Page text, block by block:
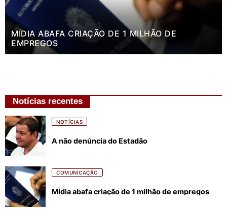
MÍDIA ABAFA CRIAÇÃO DE 1 MILHÃO DE
EMPREGOS
Notícias recentes
NOTÍCIAS
A não denúncia do Estadão
COMUNICAÇÃO
Mídia abafa criação de 1 milhão de empregos